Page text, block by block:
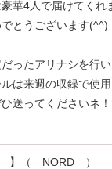
豪華4人で届けてく
とうございます(^^)
ったアリナシを行い
は来週の収録で使用
送ってくださいネ！
】（ NORD ）